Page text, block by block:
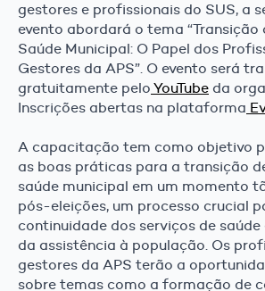
gestores e profissionais do SUS, a
evento abordará o tema “Transição
Saúde Municipal: O Papel dos
Gestores da APS”. O evento será
gratuitamente pelo YouTube da
Inscrições abertas na plataforma
A capacitação tem como objetivo
as boas práticas para a transição
saúde municipal em um momento
pós-eleições, um processo crucial
continuidade dos serviços de
da assistência à população. Os
gestores da APS terão a
sobre temas como a formação de